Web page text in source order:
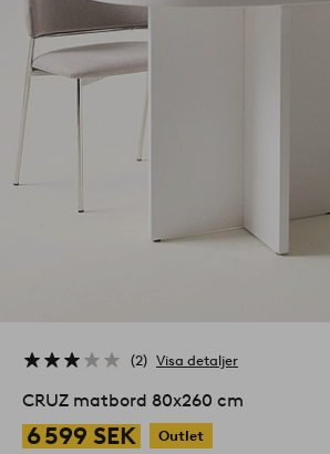
2 Visa detaljer
CRUZ matbord 80x260 cm
6 599 SEK
Outlet